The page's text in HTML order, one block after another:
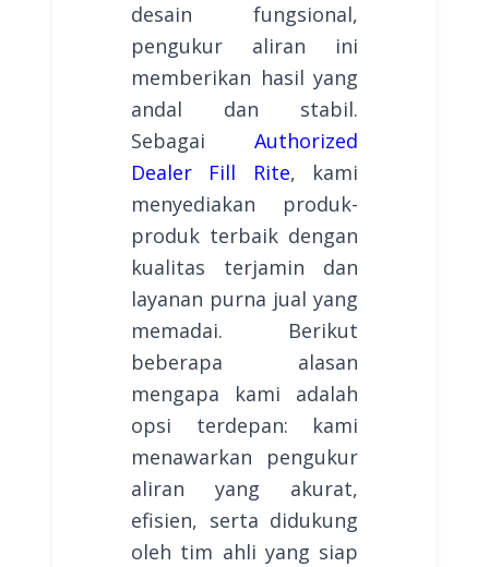
desain fungsional,
pengukur aliran ini
memberikan hasil yang
andal dan stabil.
Sebagai Authorized
Dealer Fill Rite, kami
menyediakan produk-
produk terbaik dengan
kualitas terjamin dan
layanan purna jual yang
memadai. Berikut
beberapa alasan
mengapa kami adalah
opsi terdepan: kami
menawarkan pengukur
aliran yang akurat,
efisien, serta didukung
oleh tim ahli yang siap